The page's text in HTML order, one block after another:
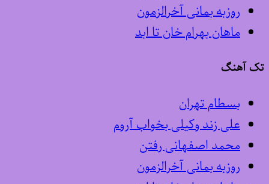
روزبه بمانی آخرالزمون
ماهان بهرام خان تا ابد
تک آهنگ
بسطام تهران
علی زند وکیلی بخواب آروم
محمد اصفهانی رفتن
روزبه بمانی آخرالزمون